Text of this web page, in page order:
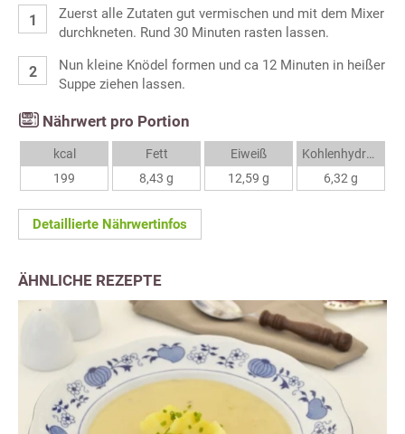
Zuerst alle Zutaten gut vermischen und mit dem Mixer
durchkneten. Rund 30 Minuten rasten lassen.
Nun kleine Knödel formen und ca 12 Minuten in heißer
Suppe ziehen lassen.
Nährwert pro Portion
kcal
199
Fett
8,43 g
Eiweiß
12,59 g
Kohlenhydrate
6,32 g
Detaillierte Nährwertinfos
ÄHNLICHE REZEPTE